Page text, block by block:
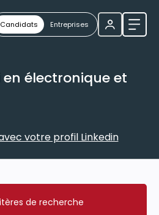
Candidats Entreprises
électronique et
Rechercher avec votre
votre profil Linkedin
Vos critères de recherche
de recherche